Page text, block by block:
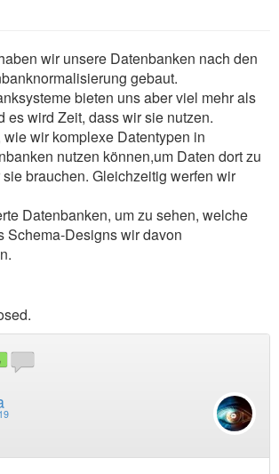
wir unsere Datenbanken nach den
gebaut.
bieten uns aber viel mehr als
es wird Zeit, dass wir sie nutzen.
wir komplexe Datentypen in
nutzen können,um Daten dort zu
brauchen. Gleichzeitig werfen wir
Datenbanken, um zu sehen, welche
Schema-Designs wir davon